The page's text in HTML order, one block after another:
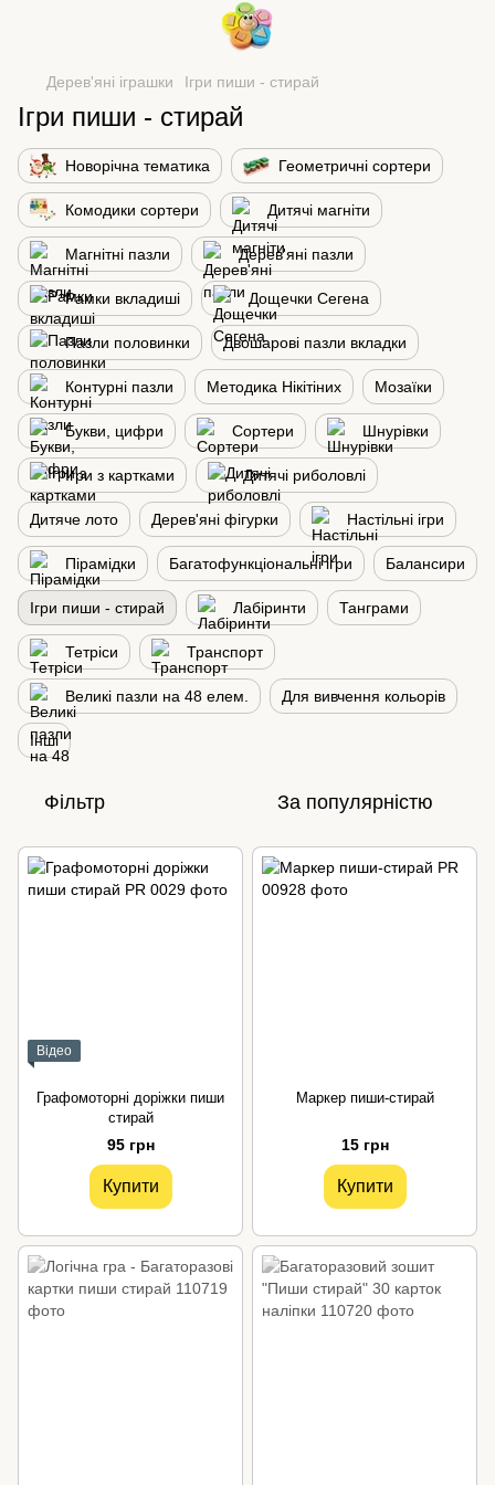
Дерев'яні іграшки Ігри пиши - стирай
Ігри пиши - стирай
Новорічна тематика Геометричні сортери
Комодики сортери Дитячі магніти
Магнітні пазли Дерев'яні пазли
Рамки вкладиші Дощечки Сегена
Пазли половинки Двошарові пазли вкладки
Контурні пазли Методика Нікітіних Мозаїки
Букви, цифри Сортери Шнурівки
Ігри з картками Дитячі риболовлі
Дитяче лото Дерев'яні фігурки Настільні ігри
Пірамідки Багатофункціональні ігри Балансири
Ігри пиши - стирай Лабіринти Танграми
Тетріси Транспорт
Великі пазли на 48 елем. Для вивчення кольорів
Інші
Фільтр За популярністю
Відео
Графомоторні доріжки пиши
стирай
95 грн
Купити
Маркер пиши-стирай
15 грн
Купити